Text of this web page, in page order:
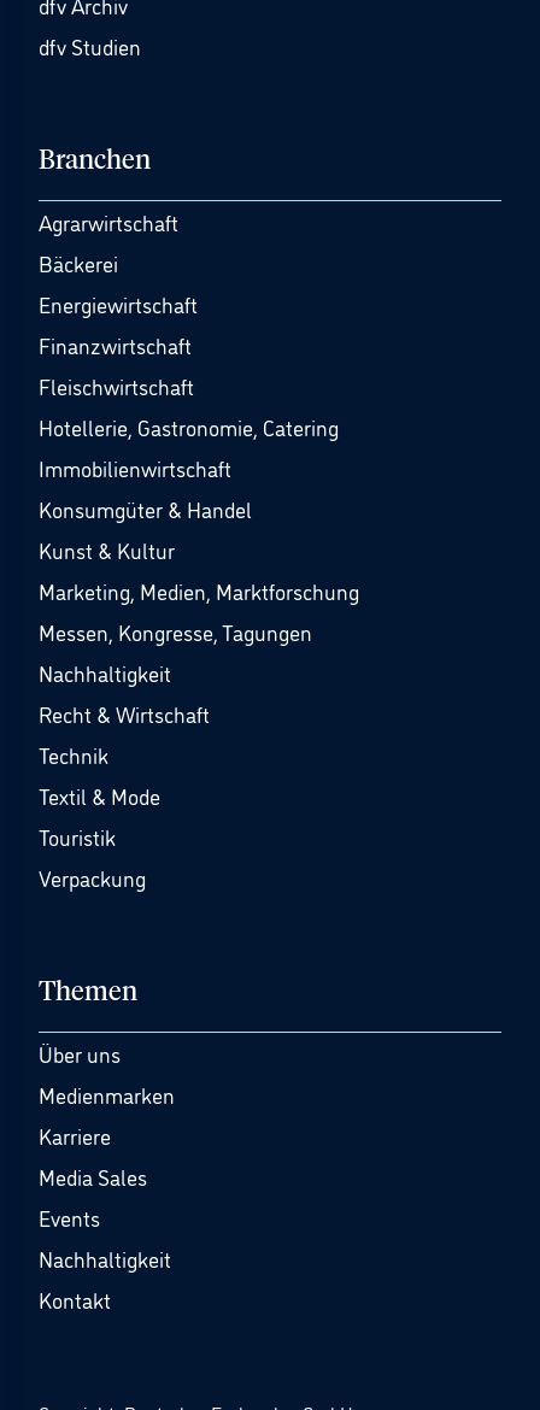
dfv Studien
Branchen
Agrarwirtschaft
Bäckerei
Energiewirtschaft
Finanzwirtschaft
Fleischwirtschaft
Hotellerie, Gastronomie, Catering
Immobilienwirtschaft
Konsumgüter & Handel
Kunst & Kultur
Marketing, Medien, Marktforschung
Messen, Kongresse, Tagungen
Nachhaltigkeit
Recht & Wirtschaft
Technik
Textil & Mode
Touristik
Verpackung
Themen
Über uns
Medienmarken
Karriere
Media Sales
Events
Nachhaltigkeit
Kontakt